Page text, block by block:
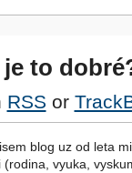
to
RSS or
blog uz od leta
vyuka,